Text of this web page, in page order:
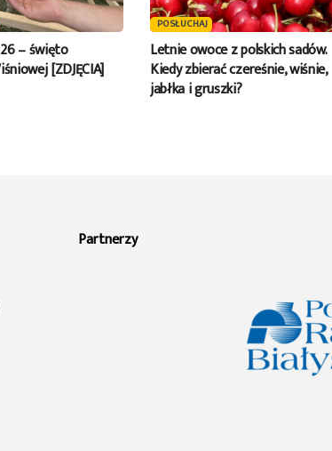
– święto
[ZDJĘCIA]
POSŁUCHAJ
Letnie owoce z polskich sadów.
Kiedy zbierać czereśnie, wiśnie,
jabłka i gruszki?
Partnerzy